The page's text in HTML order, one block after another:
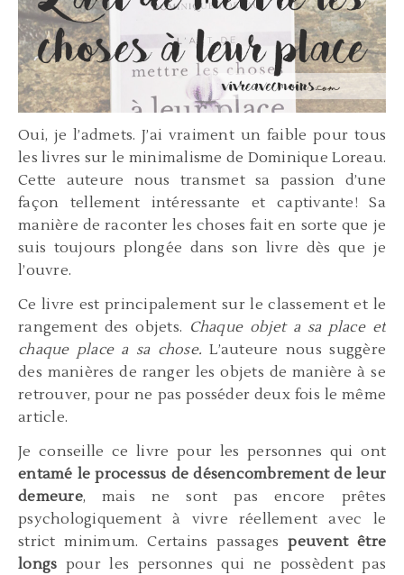
Oui, je l’admets. J’ai vraiment un faible pour tous
les livres sur le minimalisme de Dominique Loreau.
Cette auteure nous transmet sa passion d’une
façon tellement intéressante et captivante! Sa
manière de raconter les choses fait en sorte que je
suis toujours plongée dans son livre dès que je
l’ouvre.
Ce livre est principalement sur le classement et le
rangement des objets. Chaque objet a sa place et
chaque place a sa chose.L’auteure nous suggère
des manières de ranger les objets de manière à se
retrouver, pour ne pas posséder deux fois le même
article.
Je conseille ce livre pour les personnes qui ont
entamé le processus de désencombrement de leur
demeure, mais ne sont pas encore prêtes
psychologiquement à vivre réellement avec le
strict minimum. Certains passagespeuvent être
longs pour les personnes qui ne possèdent pas